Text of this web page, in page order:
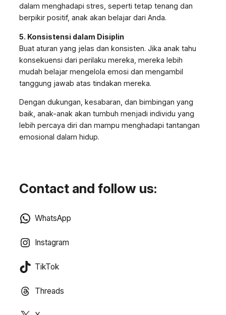
dalam menghadapi stres, seperti tetap tenang dan
berpikir positif, anak akan belajar dari Anda.
5. Konsistensi dalam Disiplin
Buat aturan yang jelas dan konsisten. Jika anak tahu
konsekuensi dari perilaku mereka, mereka lebih
mudah belajar mengelola emosi dan mengambil
tanggung jawab atas tindakan mereka.
Dengan dukungan, kesabaran, dan bimbingan yang
baik, anak-anak akan tumbuh menjadi individu yang
lebih percaya diri dan mampu menghadapi tantangan
emosional dalam hidup.
Contact and follow us:
WhatsApp
Instagram
TikTok
Threads